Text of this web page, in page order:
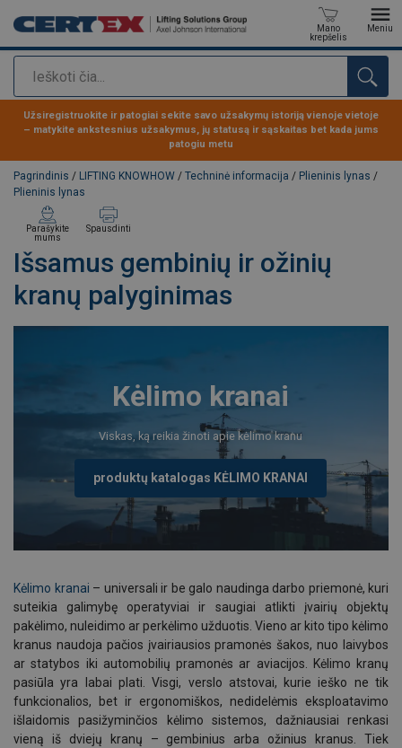
Paieška
Mano
krepšelis
Meniu
Produktas buvo pridėtas prie jūsų užklausos
Užsiregistruokite ir patogiai sekite savo užsakymų istoriją vienoje vietoje
– matykite ankstesnius užsakymus, jų statusą ir sąskaitas bet kada jums
patogiu metu
Pagrindinis / LIFTING KNOWHOW / Techninė informacija / Plieninis lynas /
Plieninis lynas
Išsamus gembinių ir ožinių
kranų palyginimas
Parašykite
mums
Spausdinti
Kėlimo kranai
Viskas, ką reikia žinoti apie kėlimo kranu
produktų katalogas KĖLIMO KRANAI
Kėlimo kranai – universali ir be galo naudinga darbo priemonė, kuri
suteikia galimybę operatyviai ir saugiai atlikti įvairių objektų
pakėlimo, nuleidimo ar perkėlimo užduotis. Vieno ar kito tipo kėlimo
kranus naudoja pačios įvairiausios pramonės šakos, nuo laivybos
ar statybos iki automobilių pramonės ar aviacijos. Kėlimo kranų
pasiūla yra labai plati. Visgi, verslo atstovai, kurie ieško ne tik
funkcionalios, bet ir ergonomiškos, nedidelėmis eksploatavimo
išlaidomis pasižyminčios kėlimo sistemos, dažniausiai renkasi
vieną iš dviejų kranų – gembinius arba ožinius kranus. Tiek